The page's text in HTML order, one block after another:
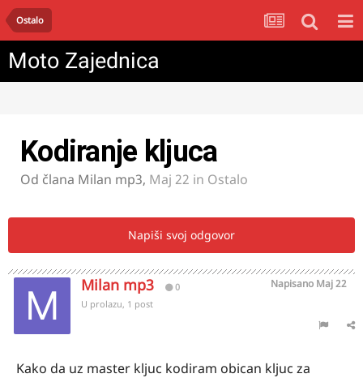
Ostalo
Moto Zajednica
Kodiranje kljuca
Od člana Milan mp3, Maj 22 in Ostalo
Napiši svoj odgovor
Milan mp3 0 Napisano Maj 22
U prolazu, 1 post
Kako da uz master kljuc kodiram obican kljuc za